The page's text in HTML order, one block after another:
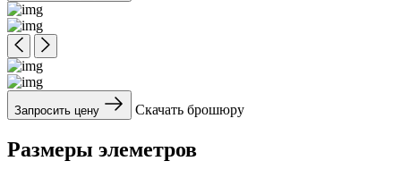
Запросить цену Скачать брошюру
Размеры элеметров